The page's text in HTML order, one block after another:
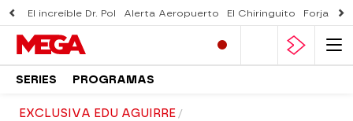
El increíble Dr. Pol Alerta Aeropuerto El Chiringuito Forjado
SERIES PROGRAMAS
EXCLUSIVA EDU AGUIRRE